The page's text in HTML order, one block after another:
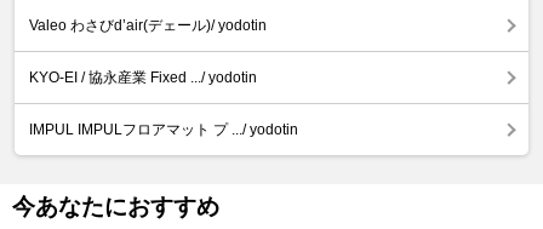
Valeo わさびd’air(デェール)/ yodotin
KYO-EI / 協永産業 Fixed .../ yodotin
IMPUL IMPULフロアマット プ .../ yodotin
今あなたにおすすめ